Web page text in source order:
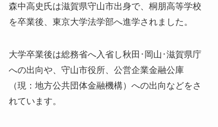
森中高史氏は滋賀県守山市出身で、桐朋高等学校
を卒業後、東京大学法学部へ進学されました。
大学卒業後は総務省へ入省し秋田･岡山･滋賀県庁
への出向や、守山市役所、公営企業金融公庫
（現：地方公共団体金融機構）への出向などをさ
れています。